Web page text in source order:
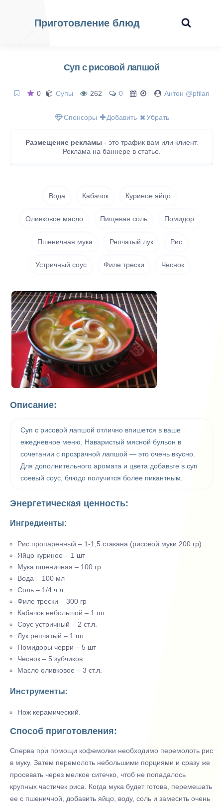
Приготовление блюд
Суп с рисовой лапшой
0 Супы 262 0 Антон @pfilan
Спонсоры Добавить Убрать
Размещение рекламы - это трафик вам или клиент.
Реклама на баннере в статье.
Вода Кабачок Куриное яйцо
Оливковое масло Пищевая соль Помидор
Пшеничная мука Репчатый лук Рис
Устричный соус Филе трески Чеснок
Описание:
Суп с рисовой лапшой отлично впишется в ваше
ежедневное меню. Наваристый мясной бульон в
сочетании с прозрачной лапшой — это очень вкусно.
Для дополнительного аромата и цвета добавьте в суп
соевый соус, блюдо получится более пикантным.
Энергетическая ценность:
Ингредиенты:
Рис пропаренный – 1-1,5 стакана (рисовой муки 200 гр)
Яйцо куриное – 1 шт
Мука пшеничная – 100 гр
Вода – 100 мл
Соль – 1/4 ч.л.
Филе трески – 300 гр
Кабачок небольшой – 1 шт
Соус устричный – 2 ст.л.
Лук репчатый – 1 шт
Помидоры черри – 5 шт
Чеснок – 5 зубчиков
Масло оливковое – 3 ст.л.
Инструменты:
Нож керамический.
Способ приготовления:
Сперва при помощи кофемолки необходимо перемолоть рис
в муку. Затем перемолоть небольшими порциями и сразу же
просевать через мелкое ситечко, чтоб не попадалось
крупных частичек риса. Когда мука будет готова, перемешать
ее с пшеничной, добавить яйцо, воду, соль и замесить очень